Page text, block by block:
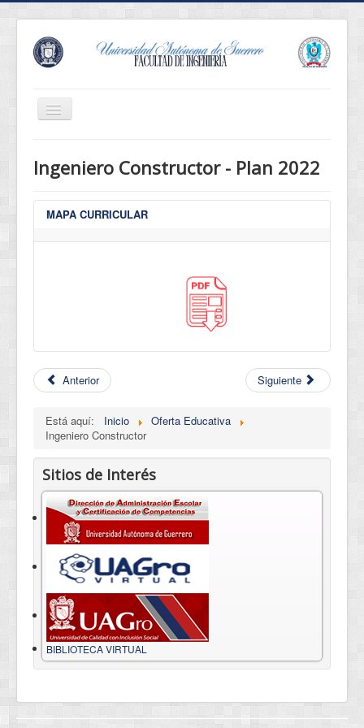
Cambiar
navegación
Eventos
Conócenos
Ingeniero Constructor - Plan 2022
MAPA CURRICULAR
Anterior Siguiente
Está aquí: Inicio
Oferta Educativa
Ingeniero Constructor
Sitios de Interés
BIBLIOTECA VIRTUAL